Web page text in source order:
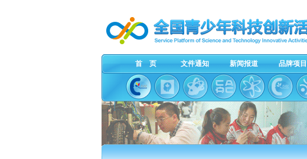
首 页 文件通知 新闻报道 品牌项目